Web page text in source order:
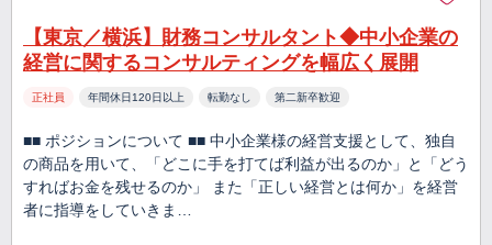
【東京／横浜】財務コンサルタント◆中小企業の
経営に関するコンサルティングを幅広く展開
正社員 年間休日120日以上 転勤なし 第二新卒歓迎
■■ ポジションについて ■■ 中小企業様の経営支援として、独自
の商品を用いて、「どこに手を打てば利益が出るのか」と「どう
すればお金を残せるのか」 また「正しい経営とは何か」を経営
者に指導をしていきま…